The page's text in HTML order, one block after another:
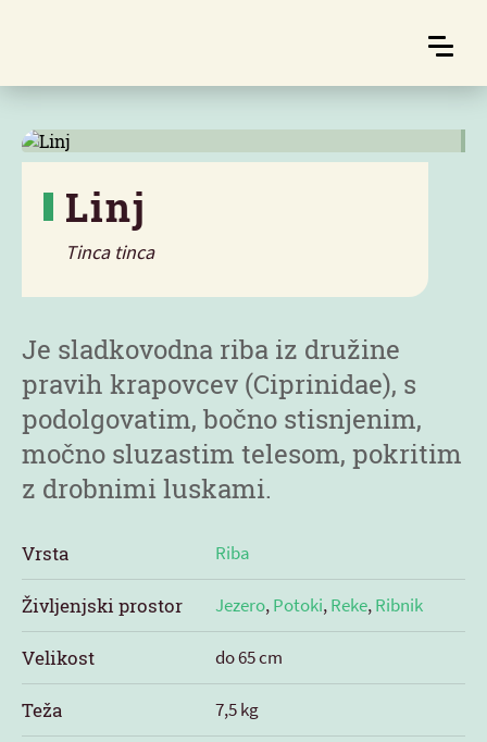
Linj
Tinca tinca
Je sladkovodna riba iz družine
pravih krapovcev (Ciprinidae), s
podolgovatim, bočno stisnjenim,
močno sluzastim telesom, pokritim
z drobnimi luskami.
Vrsta Riba
Življenjski prostor Jezero,Potoki,Reke,Ribnik
Velikost do 65 cm
Teža 7,5 kg